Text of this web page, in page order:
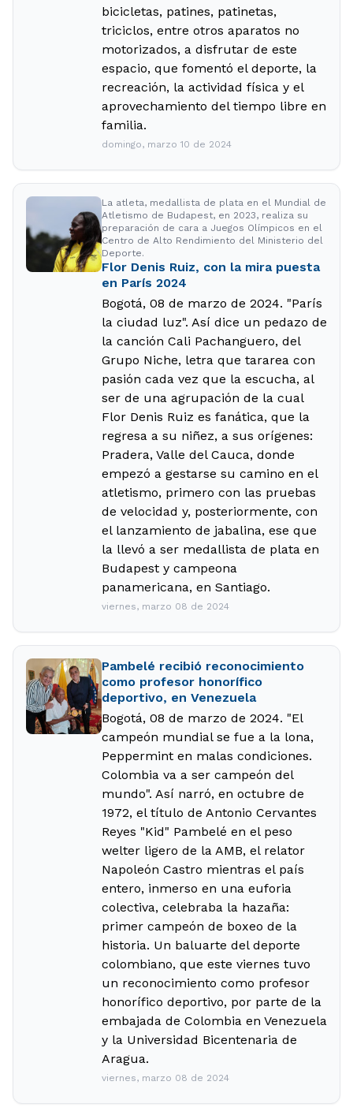
bicicletas, patines, patinetas,
triciclos, entre otros aparatos no
motorizados, a disfrutar de este
espacio, que fomentó el deporte, la
recreación, la actividad física y el
aprovechamiento del tiempo libre en
familia.
domingo, marzo 10 de 2024
La atleta, medallista de plata en el Mundial de
Atletismo de Budapest, en 2023, realiza su
preparación de cara a Juegos Olímpicos en el
Centro de Alto Rendimiento del Ministerio del
Deporte.
Flor Denis Ruiz, con la mira puesta
en París 2024
Bogotá, 08 de marzo de 2024. "París
la ciudad luz". Así dice un pedazo de
la canción Cali Pachanguero, del
Grupo Niche, letra que tararea con
pasión cada vez que la escucha, al
ser de una agrupación de la cual
Flor Denis Ruiz es fanática, que la
regresa a su niñez, a sus orígenes:
Pradera, Valle del Cauca, donde
empezó a gestarse su camino en el
atletismo, primero con las pruebas
de velocidad y, posteriormente, con
el lanzamiento de jabalina, ese que
la llevó a ser medallista de plata en
Budapest y campeona
panamericana, en Santiago.
viernes, marzo 08 de 2024
Pambelé recibió reconocimiento
como profesor honorífico
deportivo, en Venezuela
Bogotá, 08 de marzo de 2024. "El
campeón mundial se fue a la lona,
Peppermint en malas condiciones.
Colombia va a ser campeón del
mundo". Así narró, en octubre de
1972, el título de Antonio Cervantes
Reyes "Kid" Pambelé en el peso
welter ligero de la AMB, el relator
Napoleón Castro mientras el país
entero, inmerso en una euforia
colectiva, celebraba la hazaña:
primer campeón de boxeo de la
historia. Un baluarte del deporte
colombiano, que este viernes tuvo
un reconocimiento como profesor
honorífico deportivo, por parte de la
embajada de Colombia en Venezuela
y la Universidad Bicentenaria de
Aragua.
viernes, marzo 08 de 2024